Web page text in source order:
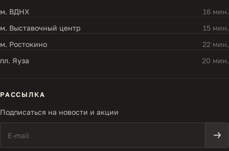
м. ВДНХ
16 мин.
м. Выставочный центр
15 мин.
м. Ростокино
22 мин.
пл. Яуза
20 мин.
РАССЫЛКА
Подписаться на новости и акции